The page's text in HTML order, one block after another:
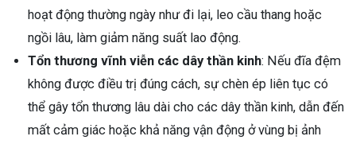
hoạt động thường ngày như đi lại, leo cầu thang hoặc
ngồi lâu, làm giảm năng suất lao động.
Tổn thương vĩnh viễn các dây thần kinh: Nếu đĩa đệm
không được điều trị đúng cách, sự chèn ép liên tục có
thể gây tổn thương lâu dài cho các dây thần kinh, dẫn đến
mất cảm giác hoặc khả năng vận động ở vùng bị ảnh